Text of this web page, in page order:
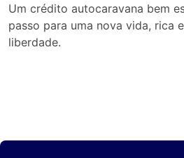
Um crédito autocaravana bem
passo para uma nova vida, rica
liberdade.